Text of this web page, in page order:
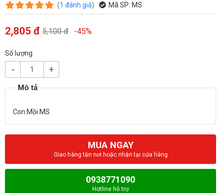
(1 đánh giá) Mã SP: MS
2,805 đ 5,100 đ -45%
Số lượng
- +
MUA NGAY
Giao hàng tận nơi hoặc nhận tại cửa hàng
0938771090
Hotline hỗ trợ